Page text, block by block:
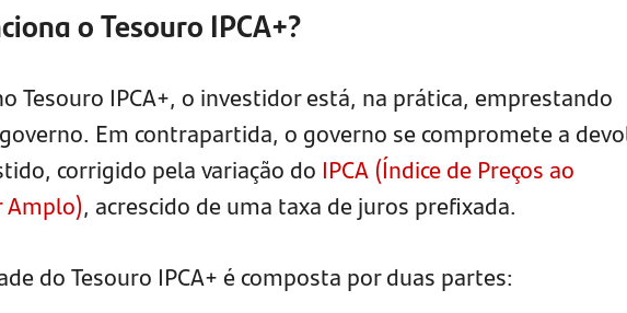
o Tesouro IPCA+?
Tesouro IPCA+, o investidor está, na prática, emprestando
Em contrapartida, o governo se compromete a
corrigido pela variação do IPCA (Índice de Preços ao
Amplo), acrescido de uma taxa de juros prefixada.
do Tesouro IPCA+ é composta por duas partes: